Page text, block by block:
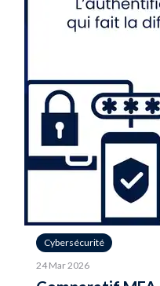
Cybersécurité
24 Mar 2026